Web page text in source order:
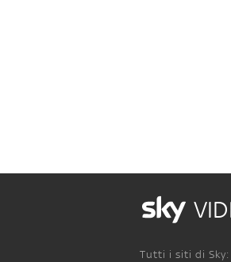
Tutti i siti di Sky: